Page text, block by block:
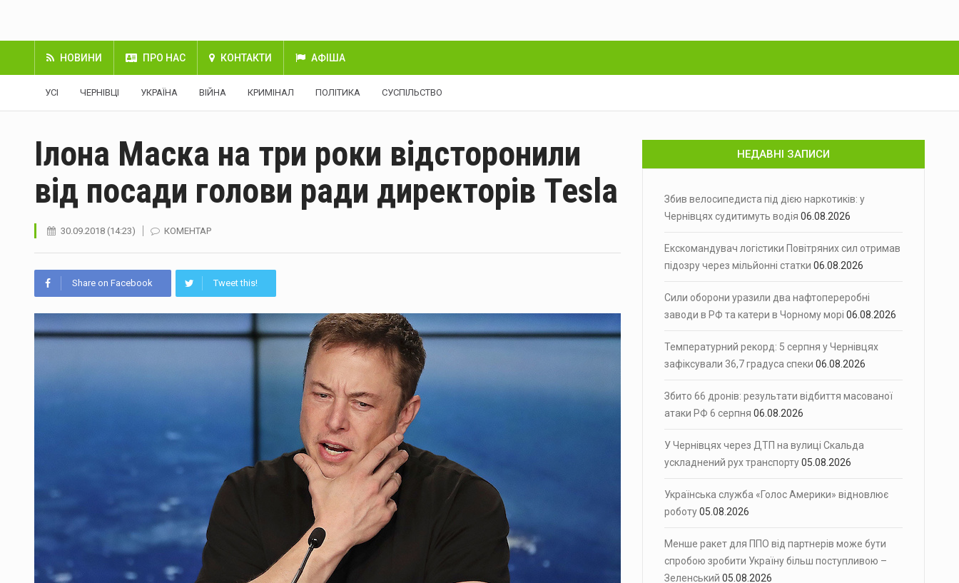
НОВИНИ ПРО НАС КОНТАКТИ АФІША
УСІ ЧЕРНІВЦІ УКРАЇНА ВІЙНА КРИМІНАЛ ПОЛІТИКА СУСПІЛЬСТВО
Ілона Маска на три роки відсторонили
від посади голови ради директорів Tesla
30.09.2018 (14:23) КОМЕНТАР
Share on Facebook Tweet this!
НЕДАВНІ ЗАПИСИ
Збив велосипедиста під дією наркотиків: у
Чернівцях судитимуть водія 06.08.2026
Екскомандувач логістики Повітряних сил отримав
підозру через мільйонні статки 06.08.2026
Сили оборони уразили два нафтопереробні
заводи в РФ та катери в Чорному морі 06.08.2026
Температурний рекорд: 5 серпня у Чернівцях
зафіксували 36,7 градуса спеки 06.08.2026
Збито 66 дронів: результати відбиття масованої
атаки РФ 6 серпня 06.08.2026
У Чернівцях через ДТП на вулиці Скальда
ускладнений рух транспорту05.08.2026
Українська служба «Голос Америки» відновлює
роботу05.08.2026
Менше ракет для ППО від партнерів може бути
спробою зробити Україну більш поступливою –
Зеленський 05.08.2026